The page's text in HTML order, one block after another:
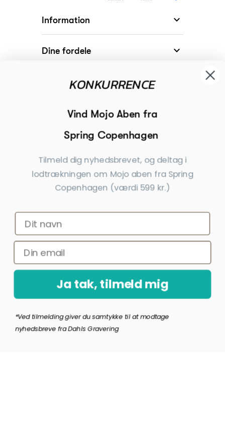
Information 
Dine fordele 
Modtager
Begivenheder
Inspiration
Tilmeld dig nyhedsbrevet
Få nyheder, tips og tilbud før andre
Ja tak, tilmeld mig
af Dahls Gravering til at sende nyhedsbreve og kampagnetilbud. Afmelding kan
altid ske nederst i nyhedsbrevet.
KONKURRENCE
Vind Mojo Aben fra
Spring Copenhagen
Tilmeld dig nyhedsbrevet, og deltag i
lodtrækningen om Mojo aben fra Spring
Copenhagen (værdi 599 kr.)
Ja tak, tilmeld mig
*Ved tilmelding giver du samtykke til at modtage
nyhedsbreve fra Dahls Gravering